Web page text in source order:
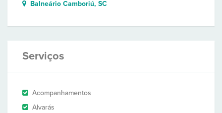
Balneário Camboriú, SC
Serviços
Acompanhamentos
Alvarás